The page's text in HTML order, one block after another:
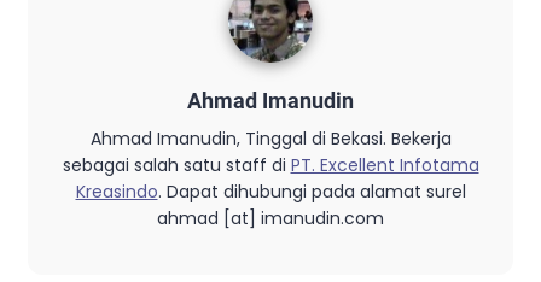
Ahmad Imanudin
Ahmad Imanudin, Tinggal di Bekasi. Bekerja
sebagai salah satu staff di PT. Excellent Infotama
Kreasindo. Dapat dihubungi pada alamat surel
ahmad [at] imanudin.com